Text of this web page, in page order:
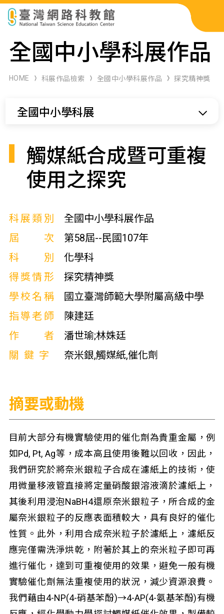
科展作品檢索
科學研習月刊
全國中小學科展作品
HOME 科展作品檢索 全國中小學科展作品 探究精神獎
全國中小學科展
觸媒紙合成暨可重複
使用之探究
科展類別
全國中小學科展作品
屆次
第58屆--民國107年
科別
化學科
得獎情形
探究精神獎
學校名稱
國立臺灣師範大學附屬高級中學
指導老師
陳建廷
作者
潘世瑜;林姝廷
關鍵字
奈米銀,觸媒紙,催化劑
摘要或動機
目前大部分有機實驗使用的催化劑為貴重金屬，例
如Pd, Pt, Ag等，成本高且使用後難以回收，因此，
我們研究於將奈米銀粒子合成在濾紙上的技術，使
用微量移液管直接將定量硝酸銀溶液滴於濾紙上，
其後利用浸泡NaBH4還原奈米銀粒子，所合成的金
屬奈米銀粒子的反應表面積較大，具有良好的催化
性質。此外，利用合成奈米粒子於濾紙上，濾紙反
應完僅需洗淨烘乾，附著於其上的奈米粒子即可再
進行催化，達到可重複使用的效果，避免一般有機
實驗催化劑無法重複使用的狀況，減少資源浪費。
我們藉由4-NP(4-硝基苯酚)→4-AP(4-氨基苯酚)有機